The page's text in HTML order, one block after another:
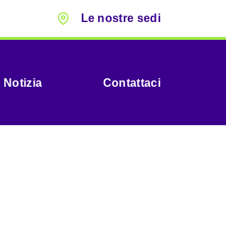
Le nostre sedi
Notizia Contattaci